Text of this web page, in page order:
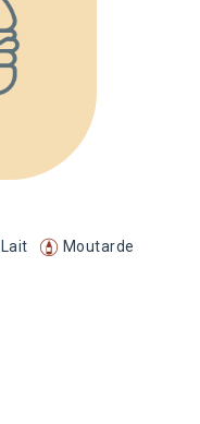
Lait
Moutarde